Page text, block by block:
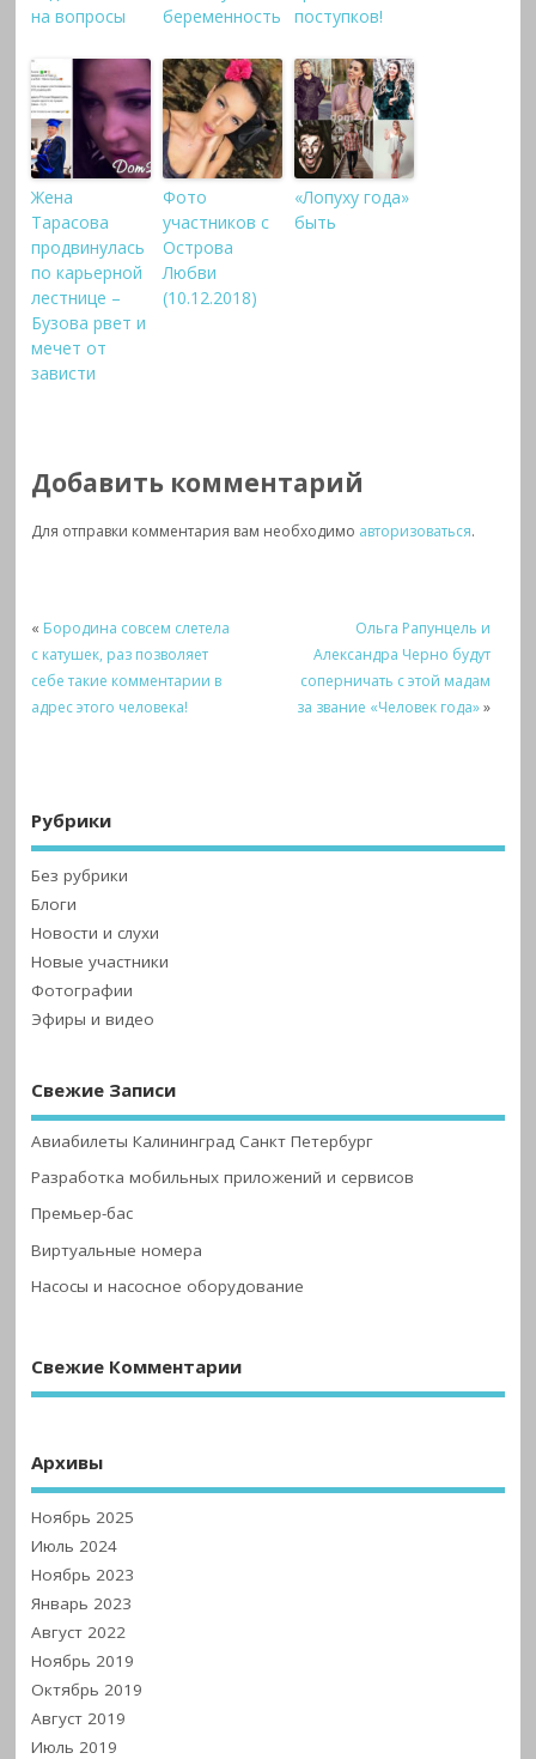
на вопросы
беременность
поступков!
Жена
Тарасова
продвинулась
по карьерной
лестнице –
Бузова рвет и
мечет от
зависти
Фото
участников с
Острова
Любви
(10.12.2018)
«Лопуху года»
быть
Добавить комментарий
Для отправки комментария вам необходимо авторизоваться.
« Бородина совсем слетела
с катушек, раз позволяет
себе такие комментарии в
адрес этого человека!
Ольга Рапунцель и
Александра Черно будут
соперничать с этой мадам
за звание «Человек года»»
Рубрики
Без рубрики
Блоги
Новости и слухи
Новые участники
Фотографии
Эфиры и видео
Свежие Записи
Авиабилеты Калининград Санкт Петербург
Разработка мобильных приложений и сервисов
Премьер-бас
Виртуальные номера
Насосы и насосное оборудование
Свежие Комментарии
Архивы
Ноябрь 2025
Июль 2024
Ноябрь 2023
Январь 2023
Август 2022
Ноябрь 2019
Октябрь 2019
Август 2019
Июль 2019